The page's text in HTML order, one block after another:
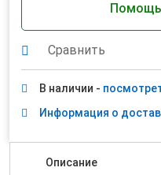
Помощь
Сравнить
В наличии -
Информация о
Описание